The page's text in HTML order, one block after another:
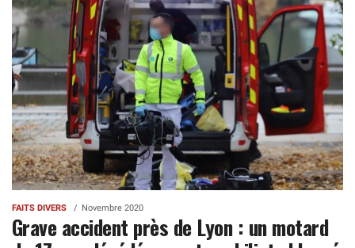
FAITS DIVERS Novembre 2020
Grave accident près de Lyon : un motard